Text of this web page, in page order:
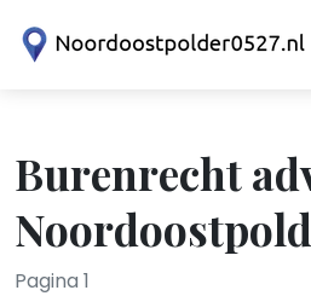
Burenrecht
Pagina 1